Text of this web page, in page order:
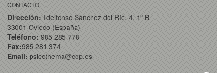
CONTACTO
Dirección: Ildelfonso Sánchez del Río, 4, 1º B
33001 Oviedo (España)
Teléfono: 985 285 778
Fax:985 281 374
Email: psicothema@cop.es